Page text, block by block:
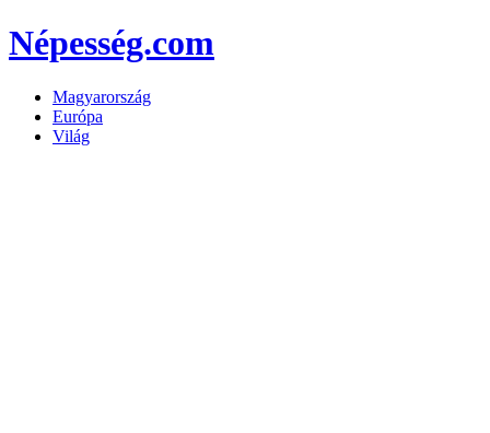
Népesség.com
Magyarország
Európa
Világ